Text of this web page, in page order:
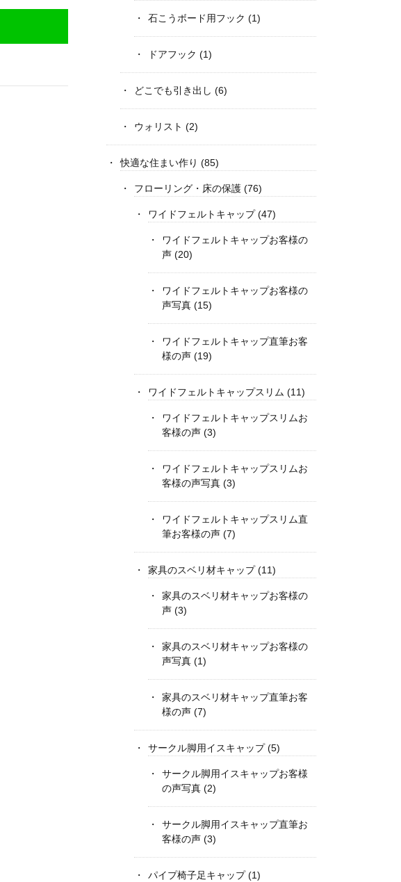
石こうボード用フック (1)
ドアフック (1)
どこでも引き出し (6)
ウォリスト (2)
快適な住まい作り (85)
フローリング・床の保護(76)
ワイドフェルトキャップ(47)
ワイドフェルトキャップお客様の
声(20)
ワイドフェルトキャップお客様の
声写真(15)
ワイドフェルトキャップ直筆お客
様の声(19)
ワイドフェルトキャップスリム (11)
ワイドフェルトキャップスリムお
客様の声(3)
ワイドフェルトキャップスリムお
客様の声写真(3)
ワイドフェルトキャップスリム直
筆お客様の声(7)
家具のスベリ材キャップ(11)
家具のスベリ材キャップお客様の
声(3)
家具のスベリ材キャップお客様の
声写真(1)
家具のスベリ材キャップ直筆お客
様の声(7)
サークル脚用イスキャップ(5)
サークル脚用イスキャップお客様
の声写真(2)
サークル脚用イスキャップ直筆お
客様の声(3)
パイプ椅子足キャップ(1)